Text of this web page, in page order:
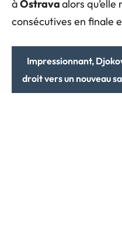
àOstravaalors
consécutives en finale
Impressionnant,
droit vers un nouveau